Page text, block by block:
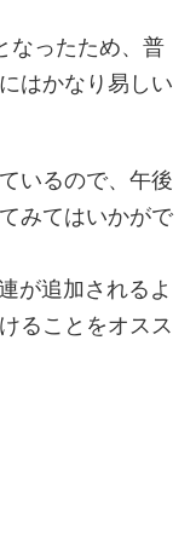
なったため、普
はかなり易しい
いるので、午後
みてはいかがで
が追加されるよ
ることをオスス